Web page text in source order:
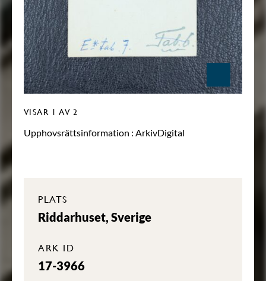
VISAR 1 AV 2
Upphovsrättsinformation : ArkivDigital
PLATS
Riddarhuset, Sverige
ARK ID
17-3966